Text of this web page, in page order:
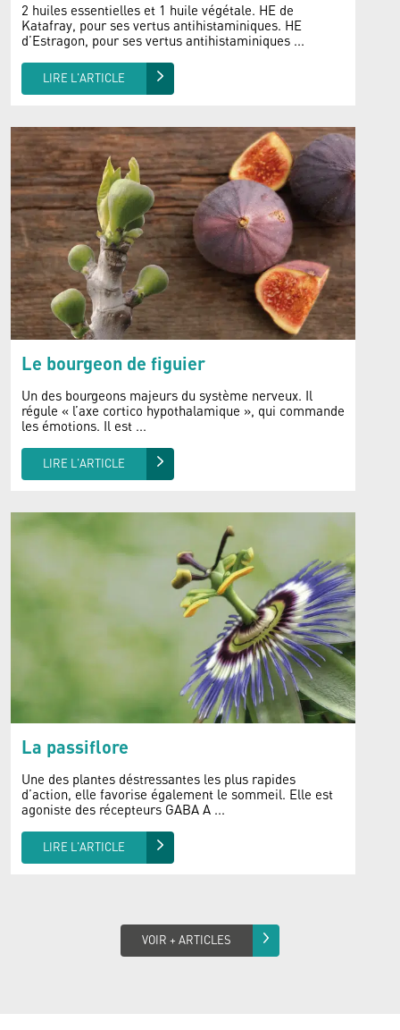
2 huiles essentielles et 1 huile végétale. HE de
Katafray, pour ses vertus antihistaminiques. HE
d’Estragon, pour ses vertus antihistaminiques ...
LIRE L'ARTICLE
Le bourgeon de figuier
Un des bourgeons majeurs du système nerveux. Il
régule « l’axe cortico hypothalamique », qui commande
les émotions. Il est ...
LIRE L'ARTICLE
La passiflore
Une des plantes déstressantes les plus rapides
d’action, elle favorise également le sommeil. Elle est
agoniste des récepteurs GABA A ...
LIRE L'ARTICLE
VOIR + ARTICLES